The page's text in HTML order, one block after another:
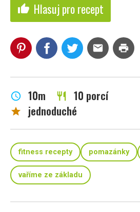
thumb_up Hlasuj pro recept
mail print
schedule 10m restaurant 10 porcí
star jednoduché
fitness recepty pomazánky
vaříme ze základu